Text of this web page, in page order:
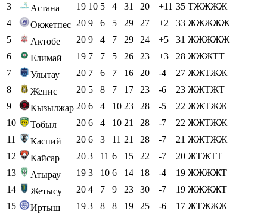
3 Астана 19 10 5 4 31 20 +11 35 ТЖЖЖЖ
4
Окжетпес 20 9 6 5 29 27 +2 33 ЖЖЖЖЖ
5
Актобе 20 9 4 7 29 24 +5 31 ЖЖЖЖЖ
6
Елимай 19 7 7 5 26 23 +3 28 ЖЖЖТТ
7
Улытау 20 7 6 7 16 20 -4 27 ЖЖТЖЖ
8
Женис 20 5 8 7 17 23 -6 23 ЖЖТЖТ
9
Кызылжар 20 6 4 10 23 28 -5 22 ЖЖТЖЖ
10
Тобыл 20 6 4 10 21 28 -7 22 ЖЖТЖЖ
11
Каспий 20 6 3 11 21 28 -7 21 ЖЖТЖЖ
12
Кайсар 20 3 11 6 15 22 -7 20 ЖТЖТТ
13
Атырау 19 3 10 6 14 18 -4 19 ЖЖЖЖТ
14
Жетысу 20 4 7 9 23 30 -7 19 ЖЖЖЖТ
15
Иртыш 19 3 8 8 19 25 -6 17 ЖТЖЖЖ